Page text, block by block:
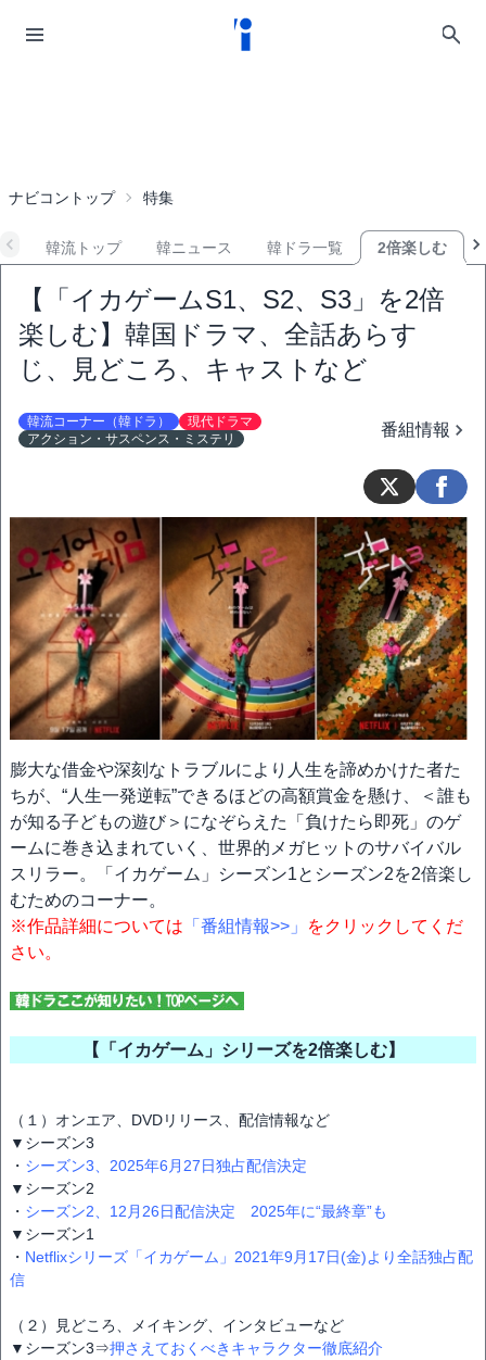
ナビコントップ 特集
韓流トップ 韓ニュース 韓ドラ一覧 2倍楽しむ
【「イカゲームS1、S2、S3」を2倍
楽しむ】韓国ドラマ、全話あらす
じ、見どころ、キャストなど
韓流コーナー（韓ドラ）
現代ドラマ
アクション・サスペンス・ミステリ
番組情報
膨大な借金や深刻なトラブルにより人生を諦めかけた者た
ちが、“人生一発逆転”できるほどの高額賞金を懸け、＜誰も
が知る子どもの遊び＞になぞらえた「負けたら即死」のゲ
ームに巻き込まれていく、世界的メガヒットのサバイバル
スリラー。「イカゲーム」シーズン1とシーズン2を2倍楽し
むためのコーナー。
※作品詳細については 「番組情報>>」
をクリックしてくだ
さい。
【「イカゲーム」シリーズを2倍楽しむ】
（１）オンエア、DVDリリース、配信情報など
▼シーズン3
・ シーズン3、2025年6月27日独占配信決定
▼シーズン2
・ シーズン2、12月26日配信決定 2025年に“最終章”も
▼シーズン1
・ Netflixシリーズ「イカゲーム」2021年9月17日(金)より全話独占配
信
（２）見どころ、メイキング、インタビューなど
▼シーズン3⇒押さえておくべきキャラクター徹底紹介